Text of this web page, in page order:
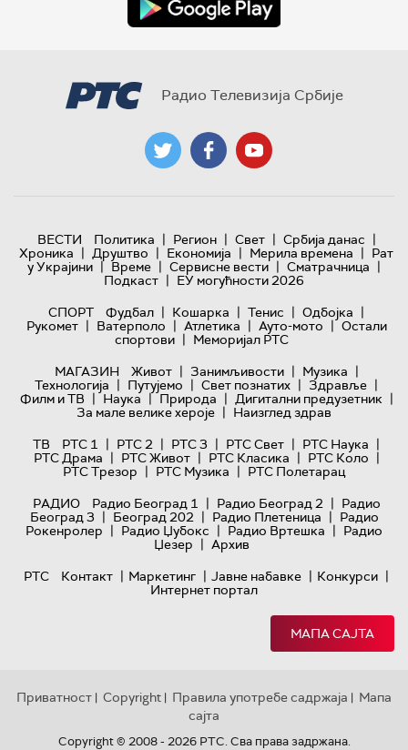
Радио Телевизија Србије
ВЕСТИ Политика | Регион | Свет | Србија данас |
Хроника | Друштво | Економија | Мерила времена | Рат
у Украјини | Време | Сервисне вести | Сматрачница |
Подкаст | ЕУ могућности 2026
СПОРТ
Фудбал | Кошарка | Тенис | Одбојка |
Рукомет | Ватерполо | Атлетика | Ауто-мото | Остали
спортови | Меморијал РТС
МАГАЗИН
Живот | Занимљивости | Музика |
Технологијa | Путујемо | Свет познатих | Здравље |
Филм и ТВ | Наука | Природа | Дигитални предузетник |
За мале велике хероје | Наизглед здрав
ТВ
РТС 1 | РТС 2 | РТС 3 | РТС Свет | РТС Наука |
РТС Драма | РТС Живот | РТС Класика | РТС Коло |
РТС Трезор | РТС Музика | РТС Полетарац
РАДИО
Радио Београд 1 | Радио Београд 2 | Радио
Београд 3 | Београд 202 | Радио Плетеница | Радио
Рокенролер | Радио Џубокс | Радио Вртешка | Радио
Џезер | Архив
РТС
Контакт | Маркетинг | Јавне набавке | Конкурси |
Интернет портал
МАПА САЈТА
Приватност | Copyright | Правила употребе садржаја | Мапа
сајта
Copyright © 2008 - 2026 РТС. Сва права задржана.